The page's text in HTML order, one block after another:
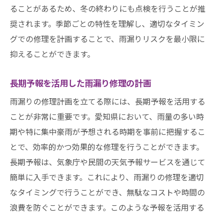
ることがあるため、冬の終わりにも点検を行うことが推
奨されます。季節ごとの特性を理解し、適切なタイミン
グでの修理を計画することで、雨漏りリスクを最小限に
抑えることができます。
長期予報を活用した雨漏り修理の計画
雨漏りの修理計画を立てる際には、長期予報を活用する
ことが非常に重要です。愛知県において、雨量の多い時
期や特に集中豪雨が予想される時期を事前に把握するこ
とで、効率的かつ効果的な修理を行うことができます。
長期予報は、気象庁や民間の天気予報サービスを通じて
簡単に入手できます。これにより、雨漏りの修理を適切
なタイミングで行うことができ、無駄なコストや時間の
浪費を防ぐことができます。このような予報を活用する